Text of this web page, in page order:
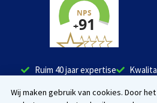
Ruim 40 jaar expertise
Wij maken gebruik van cookies. Door